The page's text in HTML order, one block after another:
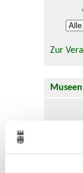
Zur
Museen